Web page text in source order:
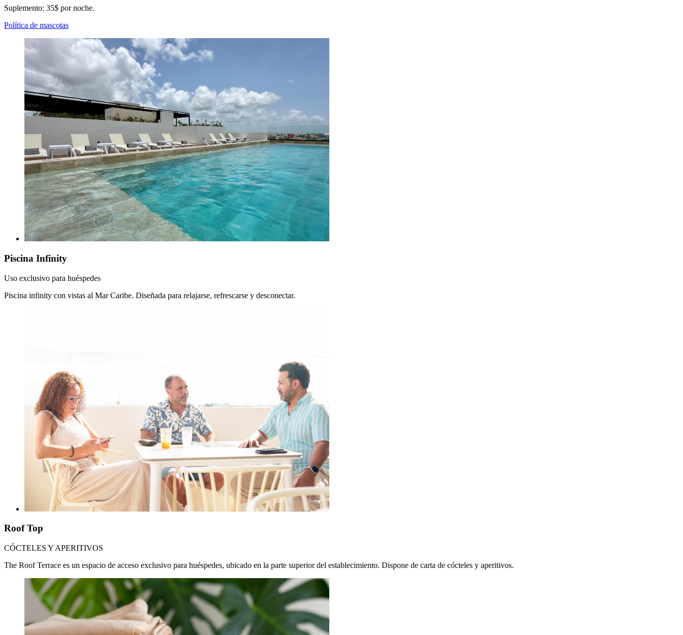
Suplemento: 35$ por noche.
Política de mascotas
Piscina Infinity
Uso exclusivo para huéspedes
Piscina infinity con vistas al Mar Caribe. Diseñada para relajarse, refrescarse y desconectar.
Roof Top
CÓCTELES Y APERITIVOS
The Roof Terrace es un espacio de acceso exclusivo para huéspedes, ubicado en la parte superior del establecimiento. Dispone de carta de cócteles y aperitivos.